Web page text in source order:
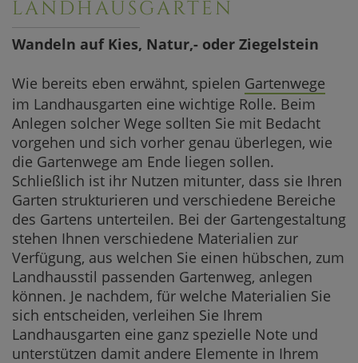
LANDHAUSGARTEN
Wandeln auf Kies, Natur,- oder Ziegelstein
Wie bereits eben erwähnt, spielen Gartenwege
im Landhausgarten eine wichtige Rolle. Beim
Anlegen solcher Wege sollten Sie mit Bedacht
vorgehen und sich vorher genau überlegen, wie
die Gartenwege am Ende liegen sollen.
Schließlich ist ihr Nutzen mitunter, dass sie Ihren
Garten strukturieren und verschiedene Bereiche
des Gartens unterteilen. Bei der Gartengestaltung
stehen Ihnen verschiedene Materialien zur
Verfügung, aus welchen Sie einen hübschen, zum
Landhausstil passenden Gartenweg, anlegen
können. Je nachdem, für welche Materialien Sie
sich entscheiden, verleihen Sie Ihrem
Landhausgarten eine ganz spezielle Note und
unterstützen damit andere Elemente in Ihrem